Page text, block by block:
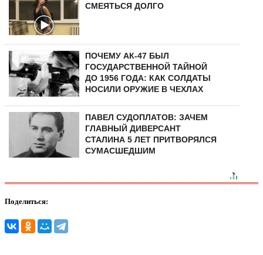
СМЕЯТЬСЯ ДОЛГО
ПОЧЕМУ АК-47 БЫЛ
ГОСУДАРСТВЕННОЙ ТАЙНОЙ
ДО 1956 ГОДА: КАК СОЛДАТЫ
НОСИЛИ ОРУЖИЕ В ЧЕХЛАХ
ПАВЕЛ СУДОПЛАТОВ: ЗАЧЕМ
ГЛАВНЫЙ ДИВЕРСАНТ
СТАЛИНА 5 ЛЕТ ПРИТВОРЯЛСЯ
СУМАСШЕДШИМ
Поделиться: